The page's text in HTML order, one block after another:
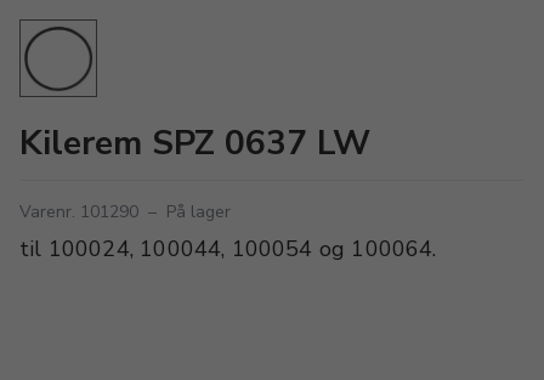
Kilerem SPZ 0637 LW
Varenr. 101290 – På lager
til 100024, 100044, 100054 og 100064.